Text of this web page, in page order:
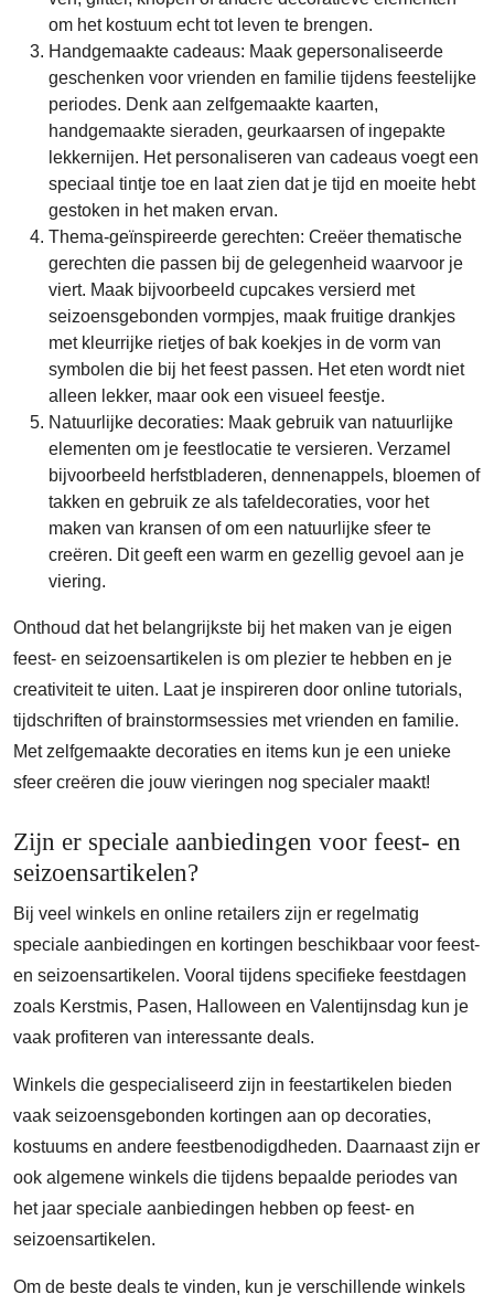
om het kostuum echt tot leven te brengen.
Handgemaakte cadeaus: Maak gepersonaliseerde
geschenken voor vrienden en familie tijdens feestelijke
periodes. Denk aan zelfgemaakte kaarten,
handgemaakte sieraden, geurkaarsen of ingepakte
lekkernijen. Het personaliseren van cadeaus voegt een
speciaal tintje toe en laat zien dat je tijd en moeite hebt
gestoken in het maken ervan.
Thema-geïnspireerde gerechten: Creëer thematische
gerechten die passen bij de gelegenheid waarvoor je
viert. Maak bijvoorbeeld cupcakes versierd met
seizoensgebonden vormpjes, maak fruitige drankjes
met kleurrijke rietjes of bak koekjes in de vorm van
symbolen die bij het feest passen. Het eten wordt niet
alleen lekker, maar ook een visueel feestje.
Natuurlijke decoraties: Maak gebruik van natuurlijke
elementen om je feestlocatie te versieren. Verzamel
bijvoorbeeld herfstbladeren, dennenappels, bloemen of
takken en gebruik ze als tafeldecoraties, voor het
maken van kransen of om een natuurlijke sfeer te
creëren. Dit geeft een warm en gezellig gevoel aan je
viering.
Onthoud dat het belangrijkste bij het maken van je eigen
feest- en seizoensartikelen is om plezier te hebben en je
creativiteit te uiten. Laat je inspireren door online tutorials,
tijdschriften of brainstormsessies met vrienden en familie.
Met zelfgemaakte decoraties en items kun je een unieke
sfeer creëren die jouw vieringen nog specialer maakt!
Zijn er speciale aanbiedingen voor feest- en
seizoensartikelen?
Bij veel winkels en online retailers zijn er regelmatig
speciale aanbiedingen en kortingen beschikbaar voor feest-
en seizoensartikelen. Vooral tijdens specifieke feestdagen
zoals Kerstmis, Pasen, Halloween en Valentijnsdag kun je
vaak profiteren van interessante deals.
Winkels die gespecialiseerd zijn in feestartikelen bieden
vaak seizoensgebonden kortingen aan op decoraties,
kostuums en andere feestbenodigdheden. Daarnaast zijn er
ook algemene winkels die tijdens bepaalde periodes van
het jaar speciale aanbiedingen hebben op feest- en
seizoensartikelen.
Om de beste deals te vinden, kun je verschillende winkels